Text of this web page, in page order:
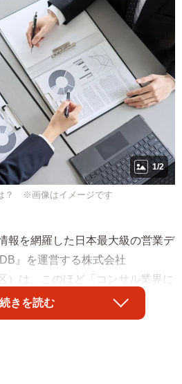
1/2
？ ※画像はイメージです
報を網羅した日本最大級の営業デ
』を運営する株式会社
）は、このほど「コンサル業界に
における平均年収ランキング
その結果、平均年収が最も高かっ
続きを読む